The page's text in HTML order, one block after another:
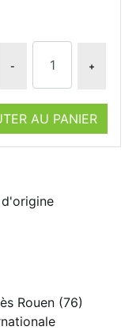
- +
AU PANIER
Rouen (76)